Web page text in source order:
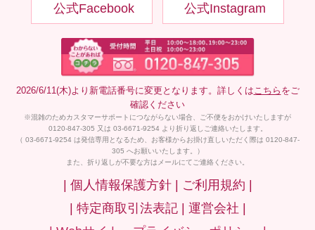
公式Facebook 公式Instagram
2026/6/11(木)より新電話番号に変更となります。詳しくは こちら をご
確認ください
※混雑のためカスタマーサポートにつながらない場合、ご不便をおかけいたしますが
0120-847-305 又は 03-6671-9254 より折り返しご連絡いたします。
（ 03-6671-9254 は発信専用となるため、お客様からお掛け直しいただく際は 0120-847-
305 へお願いいたします。）
また、折り返しが不要な方はメールにてご連絡ください。
| 個人情報保護方針 | ご利用規約 |
| 特定商取引法表記 | 運営会社 |